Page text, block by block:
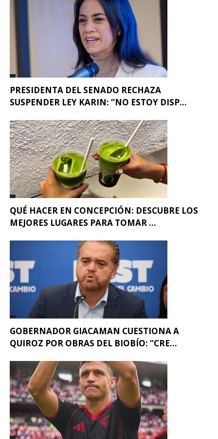
PRESIDENTA DEL SENADO RECHAZA
SUSPENDER LEY KARIN: “NO ESTOY DISP...
QUÉ HACER EN CONCEPCIÓN: DESCUBRE LOS
MEJORES LUGARES PARA TOMAR ...
GOBERNADOR GIACAMAN CUESTIONA A
QUIROZ POR OBRAS DEL BIOBÍO: “CRE...